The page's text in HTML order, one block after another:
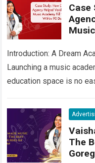
Case
Introduction: A Dream
Launching a music
education space is no
more
The